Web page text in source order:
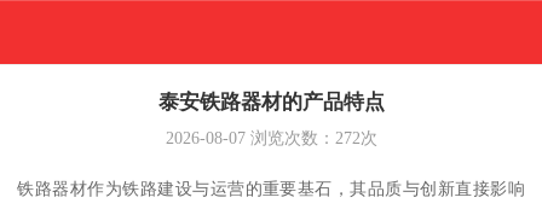
泰安铁路器材的产品特点
2026-08-07浏览次数： 272次
铁路器材作为铁路建设与运营的重要基石，其品质与创新直接影响